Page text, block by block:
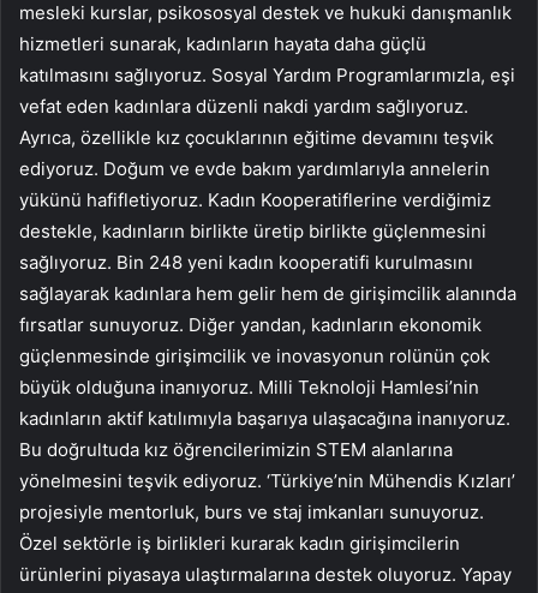
mesleki kurslar, psikososyal destek ve hukuki danışmanlık
hizmetleri sunarak, kadınların hayata daha güçlü
katılmasını sağlıyoruz. Sosyal Yardım Programlarımızla, eşi
vefat eden kadınlara düzenli nakdi yardım sağlıyoruz.
Ayrıca, özellikle kız çocuklarının eğitime devamını teşvik
ediyoruz. Doğum ve evde bakım yardımlarıyla annelerin
yükünü hafifletiyoruz. Kadın Kooperatiflerine verdiğimiz
destekle, kadınların birlikte üretip birlikte güçlenmesini
sağlıyoruz. Bin 248 yeni kadın kooperatifi kurulmasını
sağlayarak kadınlara hem gelir hem de girişimcilik alanında
fırsatlar sunuyoruz. Diğer yandan, kadınların ekonomik
güçlenmesinde girişimcilik ve inovasyonun rolünün çok
büyük olduğuna inanıyoruz. Milli Teknoloji Hamlesi’nin
kadınların aktif katılımıyla başarıya ulaşacağına inanıyoruz.
Bu doğrultuda kız öğrencilerimizin STEM alanlarına
yönelmesini teşvik ediyoruz. ‘Türkiye’nin Mühendis Kızları’
projesiyle mentorluk, burs ve staj imkanları sunuyoruz.
Özel sektörle iş birlikleri kurarak kadın girişimcilerin
ürünlerini piyasaya ulaştırmalarına destek oluyoruz. Yapay